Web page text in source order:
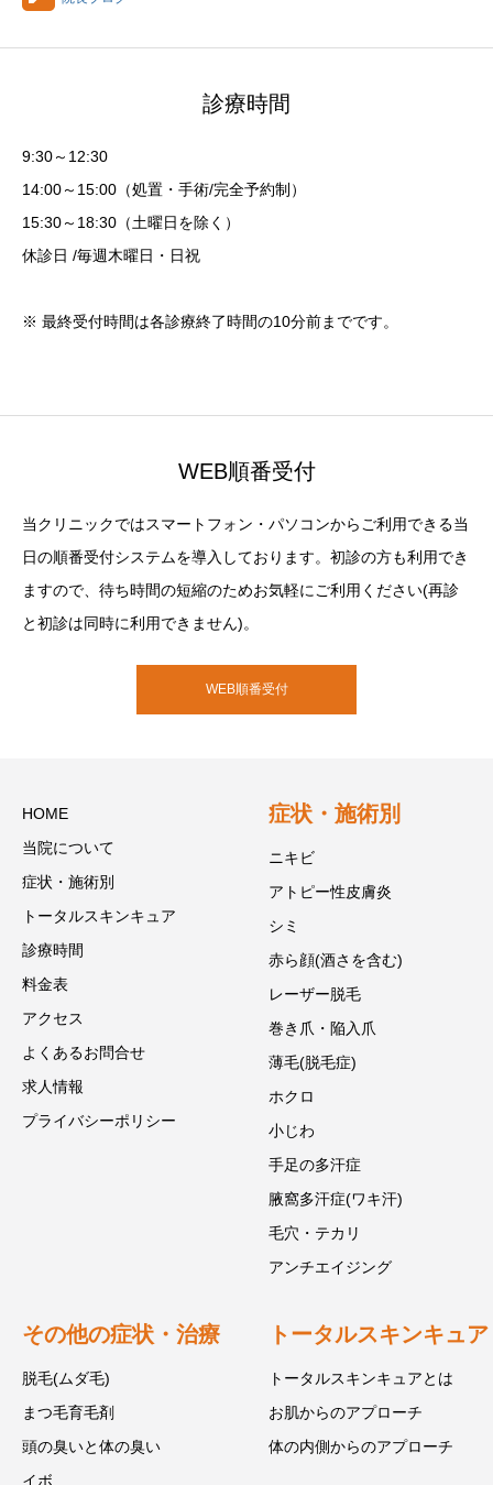
診療時間
9:30～12:30
14:00～15:00（処置・手術/完全予約制）
15:30～18:30（土曜日を除く）
休診日 /毎週木曜日・日祝
※ 最終受付時間は各診療終了時間の10分前までです。
WEB順番受付
当クリニックではスマートフォン・パソコンからご利用できる当
日の順番受付システムを導入しております。初診の方も利用でき
ますので、待ち時間の短縮のためお気軽にご利用ください(再診
と初診は同時に利用できません)。
WEB順番受付
HOME
当院について
症状・施術別
トータルスキンキュア
診療時間
料金表
アクセス
よくあるお問合せ
求人情報
プライバシーポリシー
症状・施術別
ニキビ
アトピー性皮膚炎
シミ
赤ら顔(酒さを含む)
レーザー脱毛
巻き爪・陥入爪
薄毛(脱毛症)
ホクロ
小じわ
手足の多汗症
腋窩多汗症(ワキ汗)
毛穴・テカリ
アンチエイジング
その他の症状・治療
脱毛(ムダ毛)
まつ毛育毛剤
頭の臭いと体の臭い
イボ
トータルスキンキュア
トータルスキンキュアとは
お肌からのアプローチ
体の内側からのアプローチ